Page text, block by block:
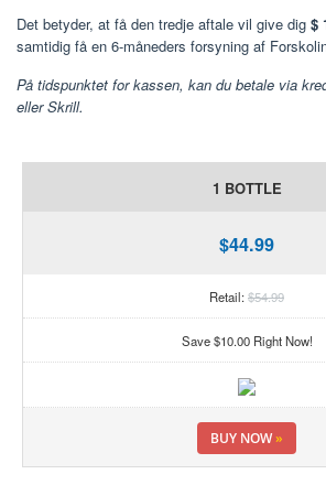
Det betyder, at få den tredje aftale vil give dig $
samtidig få en 6-måneders forsyning af
På tidspunktet for kassen, kan du betale via
eller Skrill.
1 BOTTLE
$44.99
Retail:$54.99
Save $10.00 Right Now!
BUY NOW»